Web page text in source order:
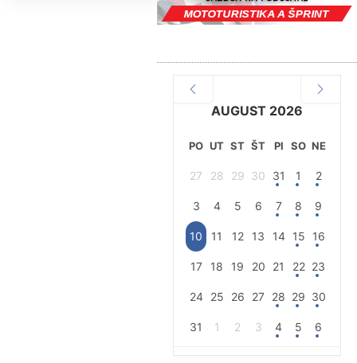
AUGUST 2026
PO UT ST ŠT PI SO NE
27 28 29 30 31 1 2
3 4 5 6 7 8 9
10 11 12 13 14 15 16
17 18 19 20 21 22 23
24 25 26 27 28 29 30
31 1 2 3 4 5 6